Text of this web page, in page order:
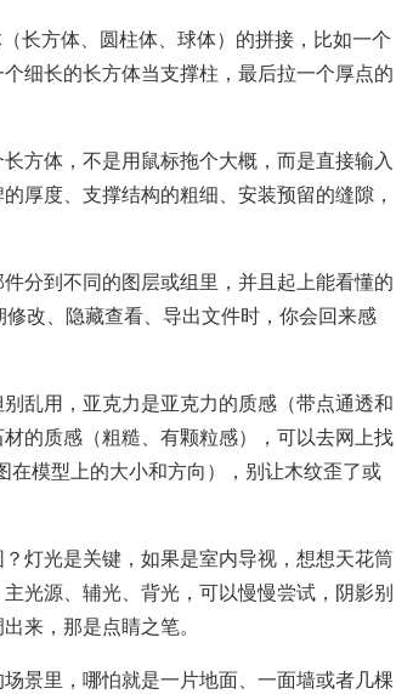
长方体、圆柱体、球体）的拼接，比如一个
细长的长方体当支撑柱，最后拉一个厚点的
长方体，不是用鼠标拖个大概，而是直接输入
厚度、支撑结构的粗细、安装预留的缝隙，
分到不同的图层或组里，并且起上能看懂的
修改、隐藏查看、导出文件时，你会回来感
乱用，亚克力是亚克力的质感（带点通透和
的质感（粗糙、有颗粒感），可以去网上找
模型上的大小和方向），别让木纹歪了或
灯光是关键，如果是室内导视，想想天花筒
光源、辅光、背光，可以慢慢尝试，阴影别
来，那是点睛之笔。
景里，哪怕就是一片地面、一面墙或者几棵